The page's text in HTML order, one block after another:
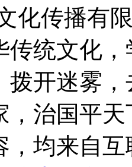
化传播有
传统文化
拨开迷雾
，治国平天
，均来自